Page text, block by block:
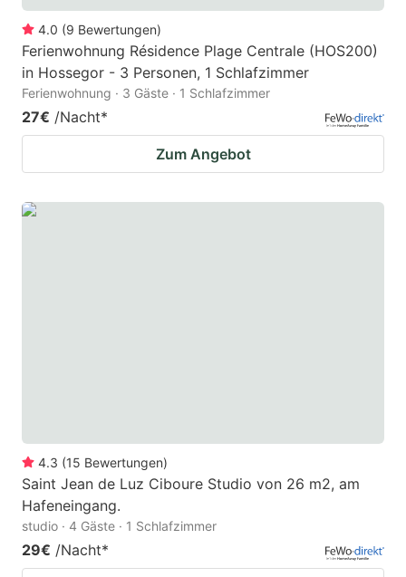
4.0 (9 Bewertungen)
Ferienwohnung Résidence Plage Centrale (HOS200)
in Hossegor - 3 Personen, 1 Schlafzimmer
Ferienwohnung · 3 Gäste · 1 Schlafzimmer
27€ /Nacht*
Zum Angebot
4.3 (15 Bewertungen)
Saint Jean de Luz Ciboure Studio von 26 m2, am
Hafeneingang.
studio · 4 Gäste · 1 Schlafzimmer
29€ /Nacht*